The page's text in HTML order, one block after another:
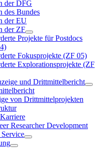
der DFG
des Bundes
der EU
der ZF
Projekte für Postdocs
Fokusprojekte (ZF 05)
Explorationsprojekte (ZF
und Drittmittelbericht
von Drittmittelprojekten
Researcher Development